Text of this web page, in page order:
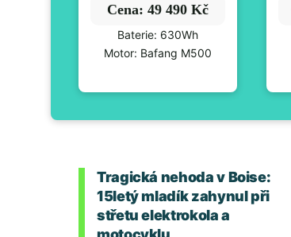
Cena: 49 490 Kč
Baterie: 630Wh
Motor: Bafang M500
Tragická nehoda v Boise:
15letý mladík zahynul při
střetu elektrokola a